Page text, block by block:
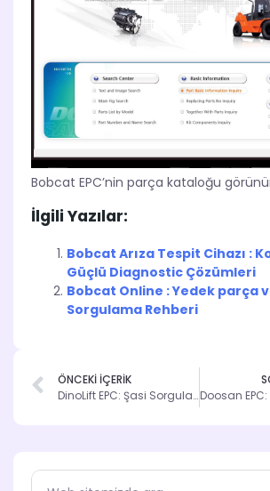
Bobcat EPC’nin parça kataloğu
İlgili Yazılar:
Bobcat Arıza Tespit Cihazı :
Güçlü Diagnostic Çözümleri
Bobcat Online : Yedek parça
Sorgulama Rehberi
ÖNCEKİ İÇERİK
DinoLift EPC: Şasi Sorgulama ile Parça Bilgilerinizi Kolayca Elde Edin